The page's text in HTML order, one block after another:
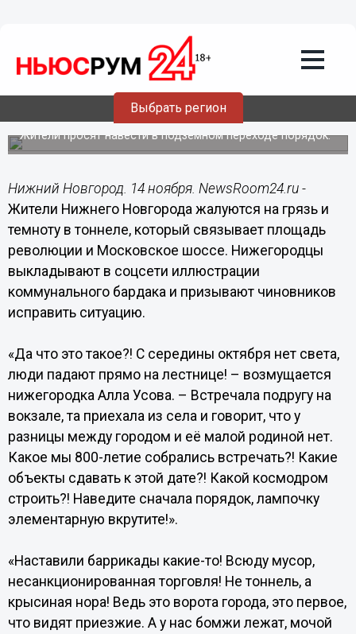
Выбрать регион
Нижегородцы возмущены темнотой и
мусором в тоннеле на Московском
Жители просят навести в подземном переходе порядок.
Нижний Новгород. 14 ноября. NewsRoom24.ru -
Жители Нижнего Новгорода жалуются на грязь и
темноту в тоннеле, который связывает площадь
революции и Московское шоссе. Нижегородцы
выкладывают в соцсети иллюстрации
коммунального бардака и призывают чиновников
исправить ситуацию.
«Да что это такое?! С середины октября нет света,
люди падают прямо на лестнице! – возмущается
нижегородка Алла Усова. – Встречала подругу на
вокзале, та приехала из села и говорит, что у
разницы между городом и её малой родиной нет.
Какое мы 800-летие собрались встречать?! Какие
объекты сдавать к этой дате?! Какой космодром
строить?! Наведите сначала порядок, лампочку
элементарную вкрутите!».
«Наставили баррикады какие-то! Всюду мусор,
несанкционированная торговля! Не тоннель, а
крысиная нора! Ведь это ворота города, это первое,
что видят приезжие. А у нас бомжи лежат, мочой